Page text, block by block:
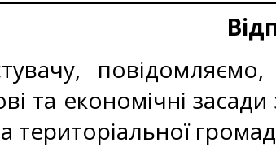
та економічні
територіальної